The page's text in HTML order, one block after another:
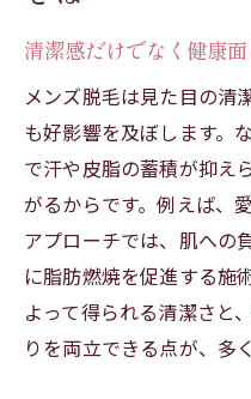
清潔感だけでなく健康
メンズ脱毛は見た目の清
も好影響を及ぼします。
で汗や皮脂の蓄積が抑え
がるからです。例えば、
アプローチでは、肌への
に脂肪燃焼を促進する施
よって得られる清潔さと
りを両立できる点が、多